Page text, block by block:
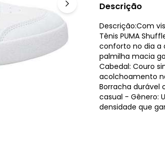
Descrição
Descrição:Com
Tênis PUMA
conforto no dia a
palmilha macia
Cabedal: Couro
acolchoamento
Borracha durável
casual - Gênero:
densidade que